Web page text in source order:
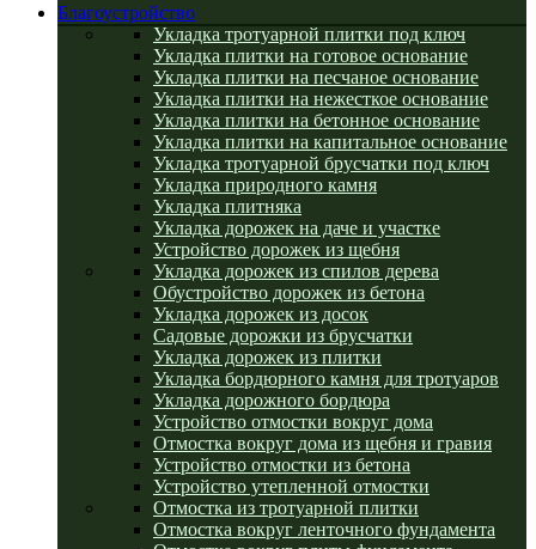
Благоустройство
Укладка тротуарной плитки под ключ
Укладка плитки на готовое основание
Укладка плитки на песчаное основание
Укладка плитки на нежесткое основание
Укладка плитки на бетонное основание
Укладка плитки на капитальное основание
Укладка тротуарной брусчатки под ключ
Укладка природного камня
Укладка плитняка
Укладка дорожек на даче и участке
Устройство дорожек из щебня
Укладка дорожек из спилов дерева
Обустройство дорожек из бетона
Укладка дорожек из досок
Садовые дорожки из брусчатки
Укладка дорожек из плитки
Укладка бордюрного камня для тротуаров
Укладка дорожного бордюра
Устройство отмостки вокруг дома
Отмостка вокруг дома из щебня и гравия
Устройство отмостки из бетона
Устройство утепленной отмостки
Отмостка из тротуарной плитки
Отмостка вокруг ленточного фундамента